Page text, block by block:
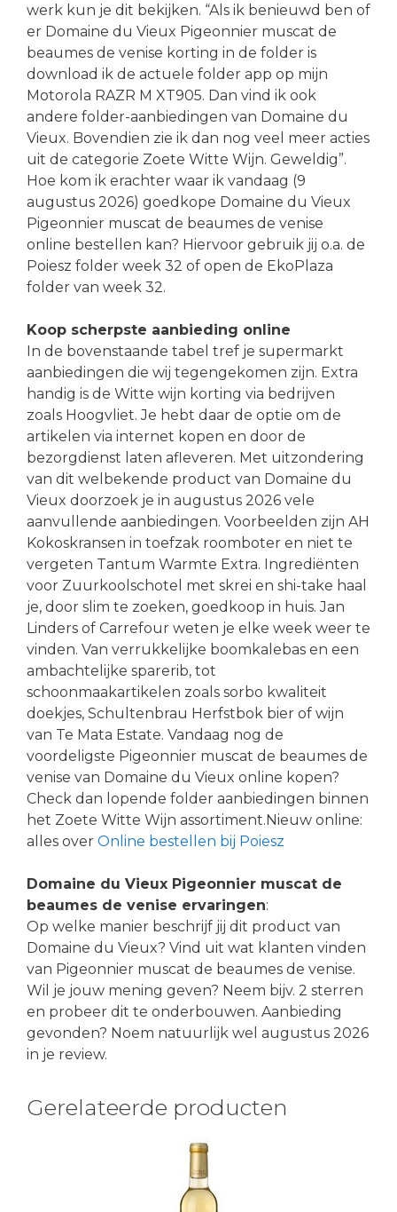
werk kun je dit bekijken. “Als ik benieuwd ben of
er Domaine du Vieux Pigeonnier muscat de
beaumes de venise korting in de folder is
download ik de actuele folder app op mijn
Motorola RAZR M XT905. Dan vind ik ook
andere folder-aanbiedingen van Domaine du
Vieux. Bovendien zie ik dan nog veel meer acties
uit de categorie Zoete Witte Wijn. Geweldig”.
Hoe kom ik erachter waar ik vandaag (9
augustus 2026) goedkope Domaine du Vieux
Pigeonnier muscat de beaumes de venise
online bestellen kan? Hiervoor gebruik jij o.a. de
Poiesz folder week 32 of open de EkoPlaza
folder van week 32.
Koop scherpste aanbieding online
In de bovenstaande tabel tref je supermarkt
aanbiedingen die wij tegengekomen zijn. Extra
handig is de Witte wijn korting via bedrijven
zoals Hoogvliet. Je hebt daar de optie om de
artikelen via internet kopen en door de
bezorgdienst laten afleveren. Met uitzondering
van dit welbekende product van Domaine du
Vieux doorzoek je in augustus 2026 vele
aanvullende aanbiedingen. Voorbeelden zijn AH
Kokoskransen in toefzak roomboter en niet te
vergeten Tantum Warmte Extra. Ingrediënten
voor Zuurkoolschotel met skrei en shi-take haal
je, door slim te zoeken, goedkoop in huis. Jan
Linders of Carrefour weten je elke week weer te
vinden. Van verrukkelijke boomkalebas en een
ambachtelijke sparerib, tot
schoonmaakartikelen zoals sorbo kwaliteit
doekjes, Schultenbrau Herfstbok bier of wijn
van Te Mata Estate. Vandaag nog de
voordeligste Pigeonnier muscat de beaumes de
venise van Domaine du Vieux online kopen?
Check dan lopende folder aanbiedingen binnen
het Zoete Witte Wijn assortiment.Nieuw online:
alles over Online bestellen bij Poiesz
Domaine du Vieux Pigeonnier muscat de
beaumes de venise ervaringen:
Op welke manier beschrijf jij dit product van
Domaine du Vieux? Vind uit wat klanten vinden
van Pigeonnier muscat de beaumes de venise.
Wil je jouw mening geven? Neem bijv. 2 sterren
en probeer dit te onderbouwen. Aanbieding
gevonden? Noem natuurlijk wel augustus 2026
in je review.
Gerelateerde producten